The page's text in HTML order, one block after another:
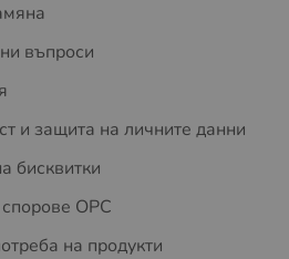
въпроси
и защита на личните данни
бисквитки
OPC
на продукти